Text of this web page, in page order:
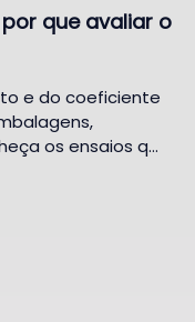
que avaliar o
e do coeficiente
os ensaios q…